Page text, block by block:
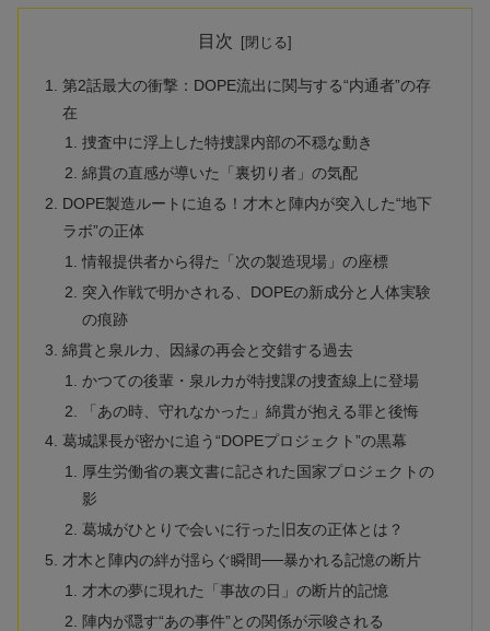
目次
第2話最大の衝撃：DOPE流出に関与する“内通者”の存
在
捜査中に浮上した特捜課内部の不穏な動き
綿貫の直感が導いた「裏切り者」の気配
DOPE製造ルートに迫る！才木と陣内が突入した“地下
ラボ”の正体
情報提供者から得た「次の製造現場」の座標
突入作戦で明かされる、DOPEの新成分と人体実験
の痕跡
綿貫と泉ルカ、因縁の再会と交錯する過去
かつての後輩・泉ルカが特捜課の捜査線上に登場
「あの時、守れなかった」綿貫が抱える罪と後悔
葛城課長が密かに追う“DOPEプロジェクト”の黒幕
厚生労働省の裏文書に記された国家プロジェクトの
影
葛城がひとりで会いに行った旧友の正体とは？
才木と陣内の絆が揺らぐ瞬間──暴かれる記憶の断片
才木の夢に現れた「事故の日」の断片的記憶
陣内が隠す“あの事件”との関係が示唆される